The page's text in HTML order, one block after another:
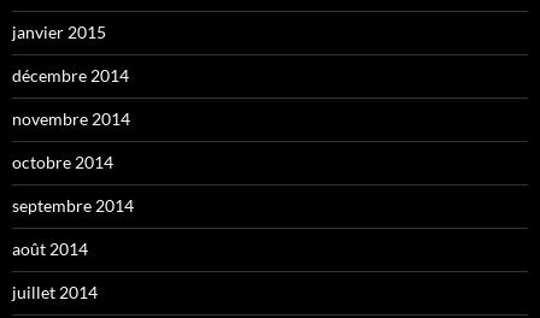
janvier 2015
décembre 2014
novembre 2014
octobre 2014
septembre 2014
août 2014
juillet 2014